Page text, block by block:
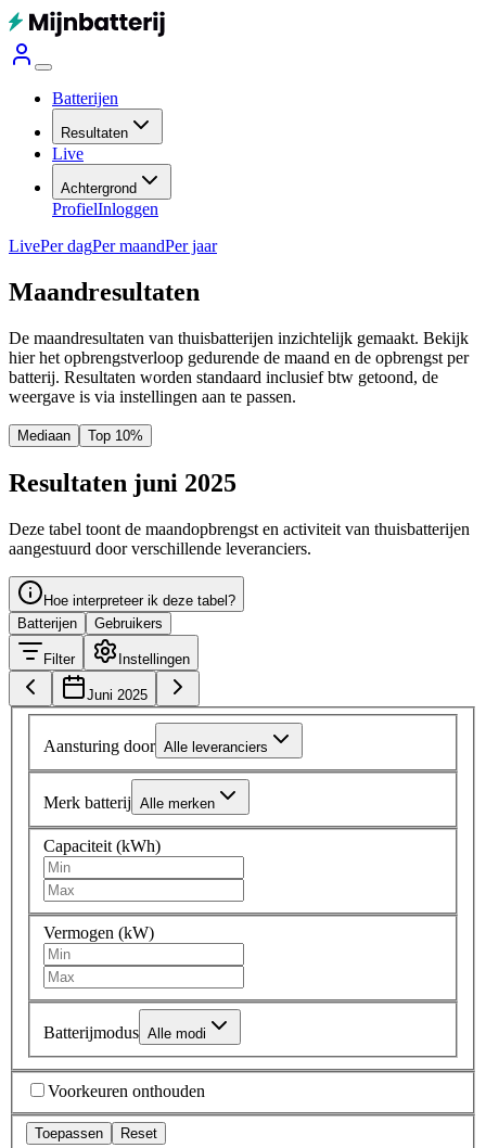
Batterijen
Resultaten
Live
Achtergrond
ProfielInloggen
LivePer dagPer maandPer jaar
Maandresultaten
De maandresultaten van thuisbatterijen inzichtelijk gemaakt. Bekijk
hier het opbrengstverloop gedurende de maand en de opbrengst per
batterij. Resultaten worden standaard inclusief btw getoond, de
weergave is via instellingen aan te passen.
Mediaan Top 10%
Resultaten juni 2025
Deze tabel toont de maandopbrengst en activiteit van thuisbatterijen
aangestuurd door verschillende leveranciers.
Hoe interpreteer ik deze tabel?
Batterijen
Gebruikers
Filter Instellingen
Juni 2025
Aansturing door Alle leveranciers
Merk batterij Alle merken
Capaciteit (kWh)
Vermogen (kW)
Batterijmodus Alle modi
Voorkeuren onthouden
Toepassen Reset